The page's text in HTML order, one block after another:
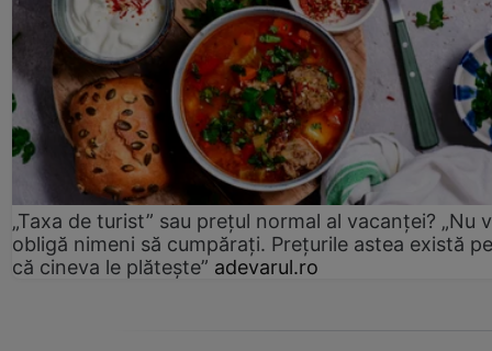
„Taxa de turist” sau prețul normal al vacanței? „Nu
obligă nimeni să cumpărați. Prețurile astea există
că cineva le plătește” adevarul.ro